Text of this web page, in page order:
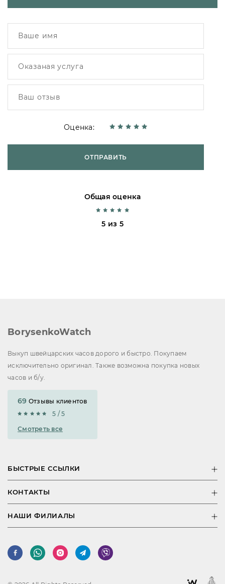
Оценка:
ОТПРАВИТЬ
Общая оценка
5 из 5
BorysenkoWatch
Выкуп швейцарских часов дорого и быстро. Покупаем
исключительно оригинал. Также возможна покупка новых
часов и б/у.
69 Отзывы клиентов
5 / 5
Смотреть все
БЫСТРЫЕ ССЫЛКИ
КОНТАКТЫ
НАШИ ФИЛИАЛЫ